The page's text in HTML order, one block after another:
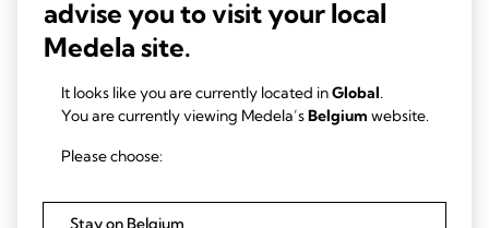
advise you to visit your local
Medela site.
It looks like you are currently located inGlobal.
You are currently viewing Medela’sBelgium website.
Please choose:
Stay on Belgium